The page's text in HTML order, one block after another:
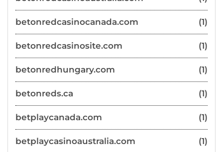
betonredcasinocanada.com (1)
betonredcasinosite.com (1)
betonredhungary.com (1)
betonreds.ca (1)
betplaycanada.com (1)
betplaycasinoaustralia.com (1)